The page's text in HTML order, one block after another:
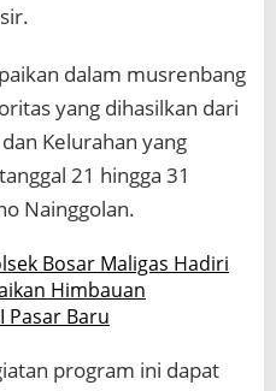
dalam musrenbang
yang dihasilkan dari
Kelurahan yang
21 hingga 31
Nainggolan.
Bosar Maligas Hadiri
Himbauan
Pasar Baru
program ini dapat